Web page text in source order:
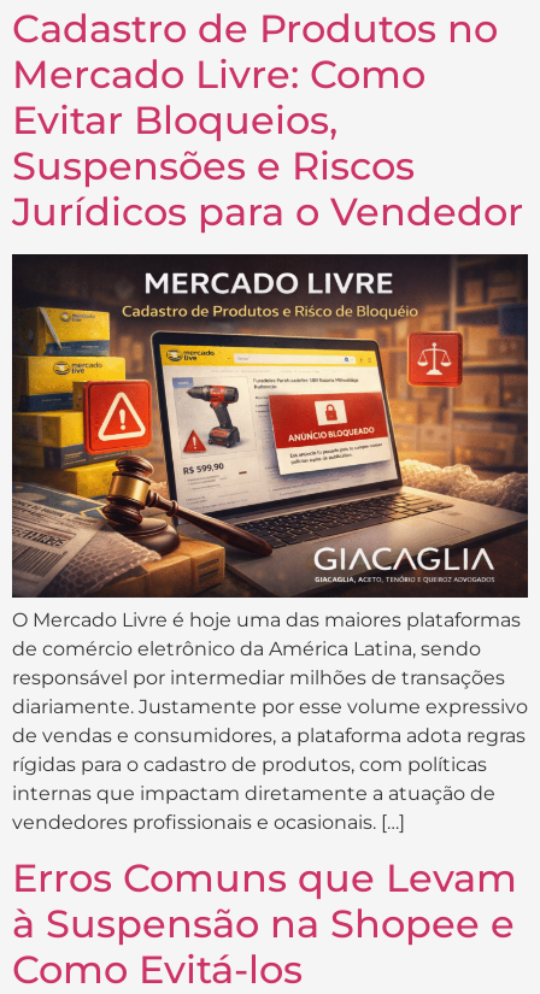
Cadastro de Produtos no
Mercado Livre: Como
Evitar Bloqueios,
Suspensões e Riscos
Jurídicos para o Vendedor
O Mercado Livre é hoje uma das maiores plataformas
de comércio eletrônico da América Latina, sendo
responsável por intermediar milhões de transações
diariamente. Justamente por esse volume expressivo
de vendas e consumidores, a plataforma adota regras
rígidas para o cadastro de produtos, com políticas
internas que impactam diretamente a atuação de
vendedores profissionais e ocasionais. […]
Erros Comuns que Levam
à Suspensão na Shopee e
Como Evitá-los